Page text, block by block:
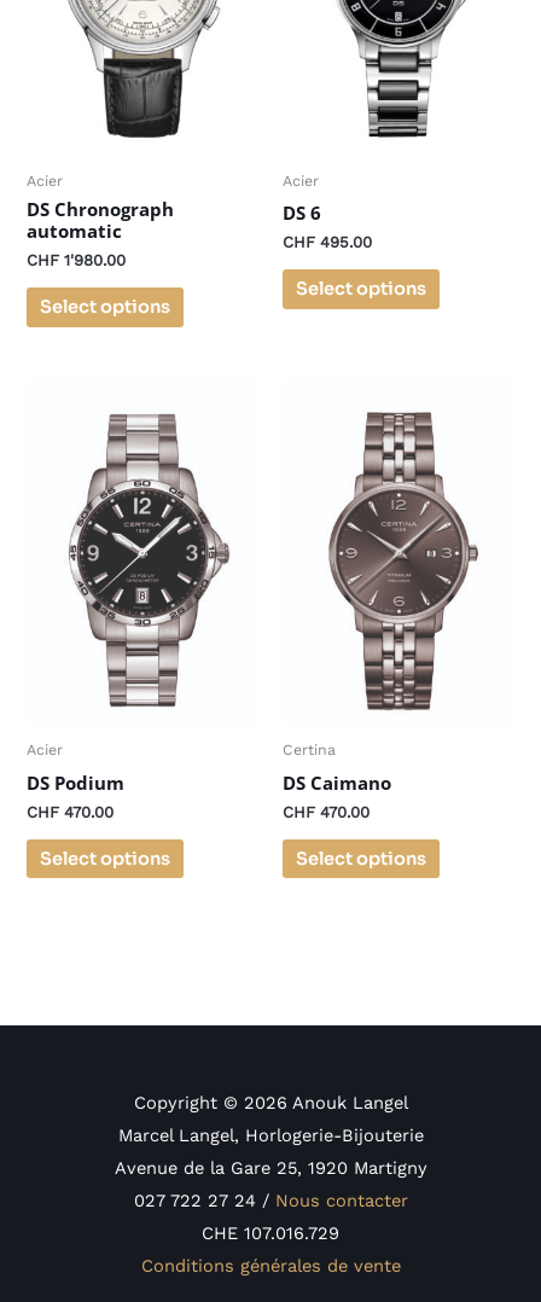
Acier
DS Chronograph
automatic
CHF 1'980.00
Select options
Acier
DS 6
CHF 495.00
Select options
Acier
DS Podium
CHF 470.00
Select options
Certina
DS Caimano
CHF 470.00
Select options
Copyright © 2026 Anouk Langel
Marcel Langel, Horlogerie-Bijouterie
Avenue de la Gare 25, 1920 Martigny
027 722 27 24 / Nous contacter
CHE 107.016.729
Conditions générales de vente